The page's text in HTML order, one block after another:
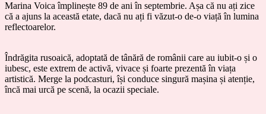
Marina Voica împlinește 89 de ani în septembrie. Așa că nu ați zice
că a ajuns la această etate, dacă nu ați fi văzut-o de-o viață în lumina
reflectoarelor.
Îndrăgita rusoaică, adoptată de tânără de românii care au iubit-o și o
iubesc, este extrem de activă, vivace și foarte prezentă în viața
artistică. Merge la podcasturi, își conduce singură mașina și atenție,
încă mai urcă pe scenă, la ocazii speciale.